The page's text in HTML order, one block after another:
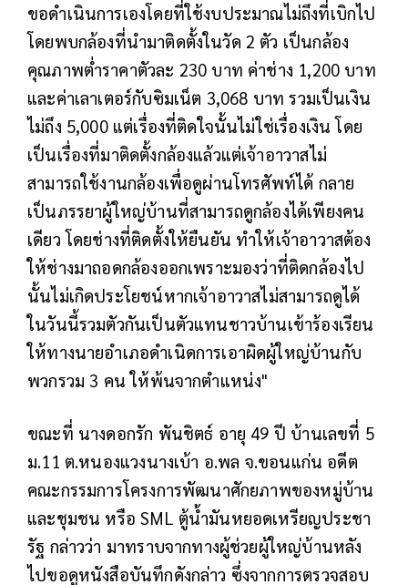
ขอดำเนินการเองโดยที่ใช้งบประมาณไม่ถึงที่เบิกไป
โดยพบกล้องที่นำมาติดตั้งในวัด 2 ตัว เป็นกล้อง
คุณภาพต่ำราคาตัวละ 230 บาท ค่าช่าง 1,200 บาท
และค่าเลาเตอร์กับซิมเน็ต 3,068 บาท รวมเป็นเงิน
ไม่ถึง 5,000 แต่เรื่องที่ติดใจนั้นไม่ใช่เรื่องเงิน โดย
เป็นเรื่องที่มาติดตั้งกล้องแล้วแต่เจ้าอาวาสไม่
สามารถใช้งานกล้องเพื่อดูผ่านโทรศัพท์ได้ กลาย
เป็นภรรยาผู้ใหญ่บ้านที่สามารถดูกล้องได้เพียงคน
เดียว โดยช่างที่ติดตั้งให้ยืนยัน ทำให้เจ้าอาวาสต้อง
ให้ช่างมาถอดกล้องออกเพราะมองว่าที่ติดกล้องไป
นั้นไม่เกิดประโยชน์หากเจ้าอาวาสไม่สามารถดูได้
ในวันนี้รวมตัวกันเป็นตัวแทนชาวบ้านเข้าร้องเรียน
ให้ทางนายอำเภอดำเนิดการเอาผิดผู้ใหญ่บ้านกับ
พวกรวม 3 คน ให้พ้นจากตำแหน่ง"
ขณะที่ นางดอกรัก พันชิตธ์ อายุ 49 ปี บ้านเลขที่ 5
ม.11 ต.หนองแวงนางเบ้า อ.พล จ.ขอนแก่น อดีต
คณะกรรมการโครงการพัฒนาศักยภาพของหมู่บ้าน
และชุมชน หรือ SML ตู้น้ำมันหยอดเหรียญประชา
รัฐ กล่าวว่า มาทราบจากทางผู้ช่วยผู้ใหญ่บ้านหลัง
ไปขอดูหนังสือบันทึกดังกล่าว ซึ่งจากการตรวจสอบ